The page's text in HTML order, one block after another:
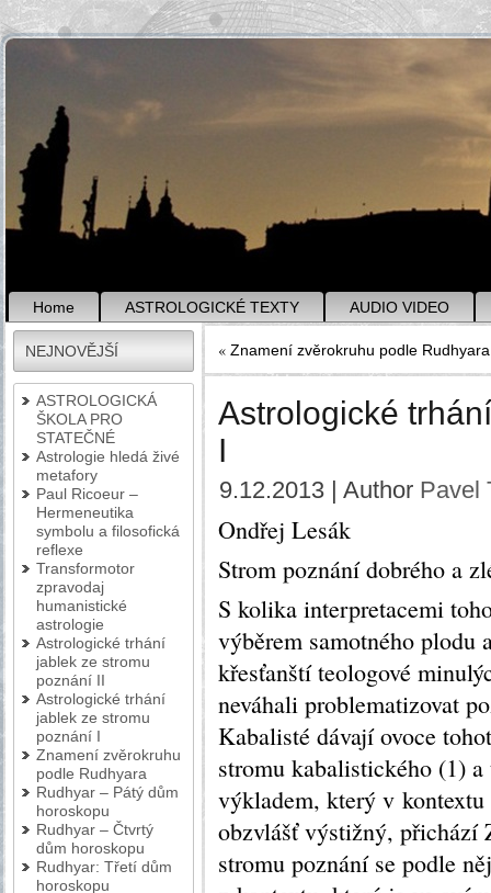
Home ASTROLOGICKÉ TEXTY AUDIO VIDEO
NEJNOVĚJŠÍ
ASTROLOGICKÁ
ŠKOLA PRO
STATEČNÉ
Astrologie hledá živé
metafory
Paul Ricoeur –
Hermeneutika
symbolu a filosofická
reflexe
Transformotor
zpravodaj
humanistické
astrologie
Astrologické trhání
jablek ze stromu
poznání II
Astrologické trhání
jablek ze stromu
poznání I
Znamení zvěrokruhu
podle Rudhyara
Rudhyar – Pátý dům
horoskopu
Rudhyar – Čtvrtý
dům horoskopu
Rudhyar: Třetí dům
horoskopu
« Znamení zvěrokruhu podle Rudhyara
Astrologické
I
9.12.2013 | Author Pavel
Ondřej Lesák
Strom poznání dobrého a
S kolika interpretacemi
výběrem samotného plodu
křesťanští teologové
neváhali problematizovat
Kabalisté dávají ovoce
stromu kabalistického (1)
výkladem, který v kontextu
obzvlášť výstižný, přichází
stromu poznání se podle